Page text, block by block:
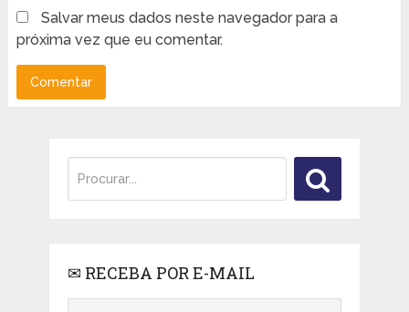
Salvar meus dados neste navegador para a
próxima vez que eu comentar.
✉ RECEBA POR E-MAIL